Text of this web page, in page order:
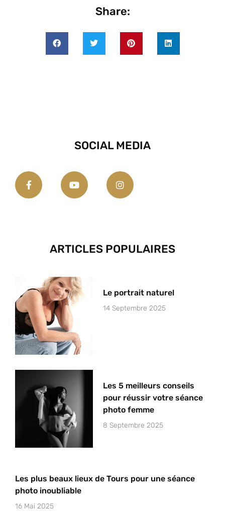
Share:
SOCIAL MEDIA
ARTICLES POPULAIRES
Le portrait naturel
14 Septembre 2025
Les 5 meilleurs conseils
pour réussir votre séance
photo femme
8 Septembre 2025
Les plus beaux lieux de Tours pour une séance
photo inoubliable
16 Mai 2025